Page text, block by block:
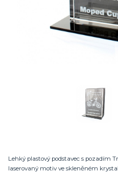
Lehký plastový podstavec s pozadím
laserovaný motiv ve skleněném